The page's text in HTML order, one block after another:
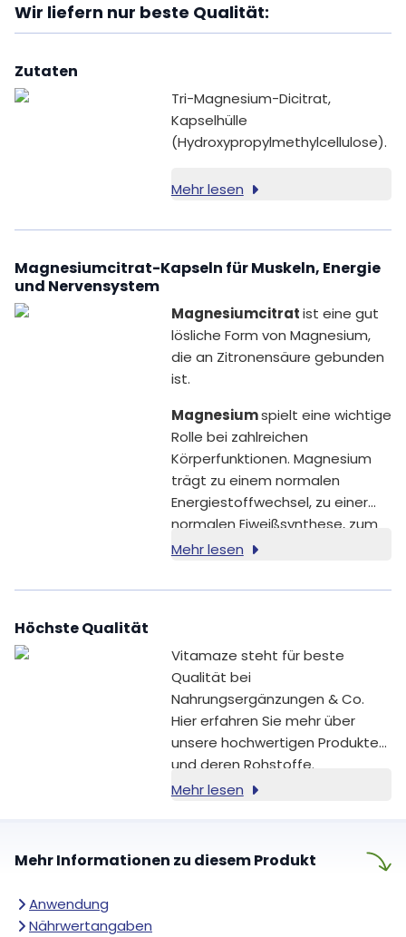
Wir liefern nur beste Qualität:
Zutaten
Tri-Magnesium-Dicitrat,
Kapselhülle
(Hydroxypropylmethylcellulose).
Mehr lesen
Magnesiumcitrat-Kapseln für Muskeln, Energie
und Nervensystem
Magnesiumcitratist eine gut
lösliche Form von Magnesium,
die an Zitronensäure gebunden
ist.
Magnesiumspielt eine wichtige
Rolle bei zahlreichen
Körperfunktionen. Magnesium
trägt zu einem normalen
Energiestoffwechsel, zu einer
normalen Eiweißsynthese, zum
Elektrolytgleichgewicht, zu einer
Nervensystems und zur
einer normalen Muskelfunktion,
zur Erhaltung normaler Knochen
und Zähne sowie zur
Verringerung von Müdigkeit und
Ermüdung bei. Magnesium hat
außerdem eine Funktion bei der
Zellteilung [1].
Mehr lesen
Höchste Qualität
Vitamaze steht für beste
Qualität bei
Nahrungsergänzungen & Co.
Hier erfahren Sie mehr über
unsere hochwertigen Produkte
und deren Rohstoffe.
Mehr lesen
Mehr Informationen zu diesem Produkt
Anwendung
Nährwertangaben